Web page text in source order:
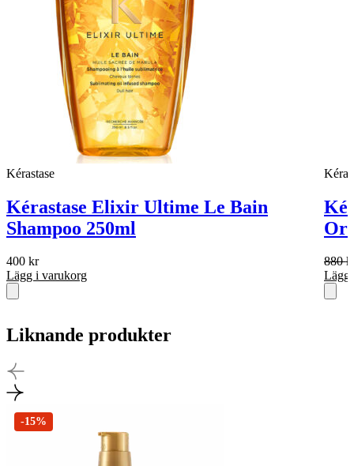
Kérastase
Kérastase Elixir Ultime Le Bain
Shampoo 250ml
400 kr
Lägg i varukorg
880
Lägg
Liknande produkter
-15%